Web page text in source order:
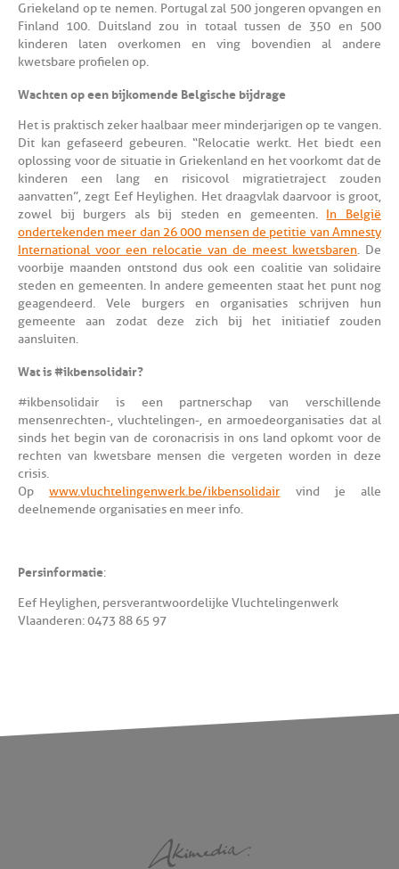
Griekeland op te nemen. Portugal zal 500 jongeren opvangen en
Finland 100. Duitsland zou in totaal tussen de 350 en 500
kinderen laten overkomen en ving bovendien al andere
kwetsbare profielen op.
Wachten op een bijkomende Belgische bijdrage
Het is praktisch zeker haalbaar meer minderjarigen op te vangen.
Dit kan gefaseerd gebeuren. “Relocatie werkt. Het biedt een
oplossing voor de situatie in Griekenland en het voorkomt dat de
kinderen een lang en risicovol migratietraject zouden
aanvatten”, zegt Eef Heylighen. Het draagvlak daarvoor is groot,
zowel bij burgers als bij steden en gemeenten. In België
ondertekenden meer dan 26 000 mensen de petitie van Amnesty
International voor een relocatie van de meest kwetsbaren. De
voorbije maanden ontstond dus ook een coalitie van solidaire
steden en gemeenten. In andere gemeenten staat het punt nog
geagendeerd. Vele burgers en organisaties schrijven hun
gemeente aan zodat deze zich bij het initiatief zouden
aansluiten.
Wat is #ikbensolidair?
#ikbensolidair is een partnerschap van verschillende
mensenrechten-, vluchtelingen-, en armoedeorganisaties dat al
sinds het begin van de coronacrisis in ons land opkomt voor de
rechten van kwetsbare mensen die vergeten worden in deze
crisis.
Opwww.vluchtelingenwerk.be/ikbensolidair vind je alle
deelnemende organisaties en meer info.
Persinformatie:
Eef Heylighen, persverantwoordelijke Vluchtelingenwerk
Vlaanderen: 0473 88 65 97